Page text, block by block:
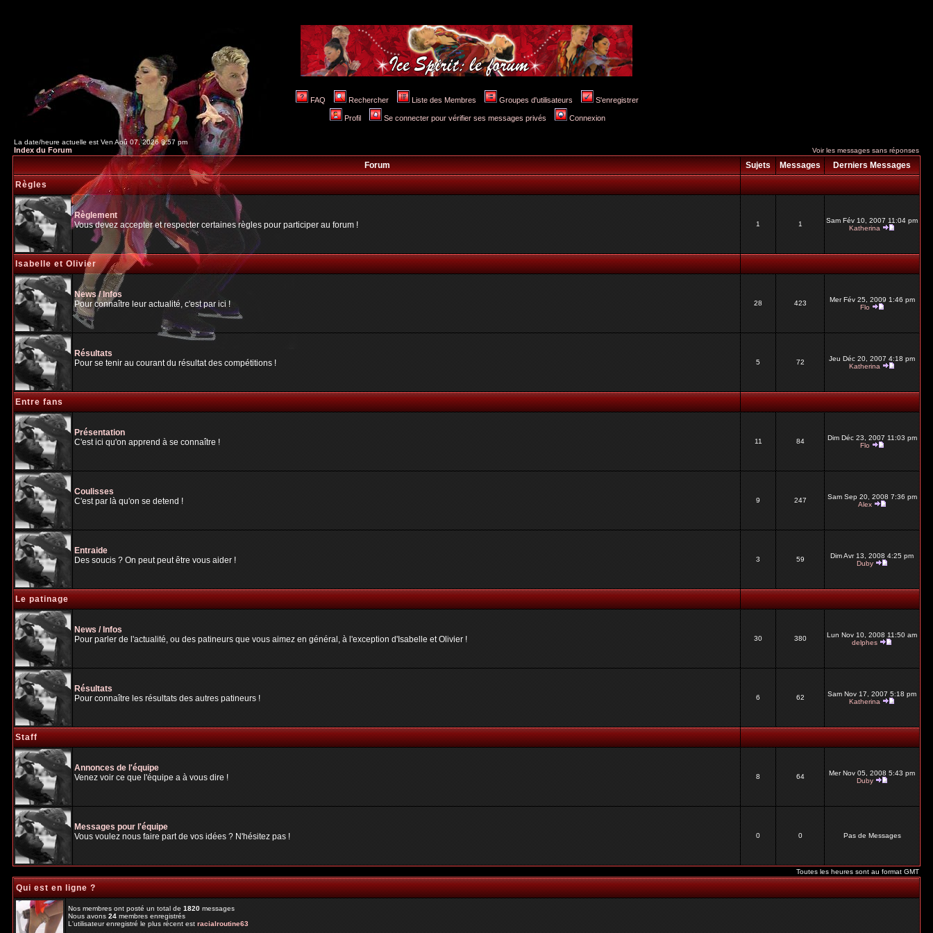
FAQ Rechercher Liste des Membres Groupes d'utilisateurs S'enregistrer
Profil Se connecter pour vérifier ses messages privés Connexion
La date/heure actuelle est Ven Aoû 07, 2026 8:57 pm
Index du Forum Voir les messages sans réponses
Forum Sujets Messages
Derniers Messages
Règles
Règlement
Vous devez accepter et respecter certaines règles pour participer au forum !
1 1
Sam Fév 10, 2007 11:04 pm
Katherina
Isabelle et Olivier
News / Infos
Pour connaître leur actualité, c'est par ici !
28 423
Mer Fév 25, 2009 1:46 pm
Flo
Résultats
Pour se tenir au courant du résultat des compétitions !
5 72
Jeu Déc 20, 2007 4:18 pm
Katherina
Entre fans
Présentation
C'est ici qu'on apprend à se connaître !
11 84
Dim Déc 23, 2007 11:03 pm
Flo
Coulisses
C'est par là qu'on se detend !
9 247
Sam Sep 20, 2008 7:36 pm
Alex
Entraide
Des soucis ? On peut peut être vous aider !
3 59
Dim Avr 13, 2008 4:25 pm
Duby
Le patinage
News / Infos
Pour parler de l'actualité, ou des patineurs que vous aimez en général, à l'exception d'Isabelle et Olivier !
30 380
Lun Nov 10, 2008 11:50 am
delphes
Résultats
Pour connaître les résultats des autres patineurs !
6 62
Sam Nov 17, 2007 5:18 pm
Katherina
Staff
Annonces de l'équipe
Venez voir ce que l'équipe a à vous dire !
8 64
Mer Nov 05, 2008 5:43 pm
Duby
Messages pour l'équipe
Vous voulez nous faire part de vos idées ? N'hésitez pas !
0 0 Pas de Messages
Toutes les heures sont au format GMT
Qui est en ligne ?
Nos membres ont posté un total de1820messages
Nous avons24membres enregistrés
L'utilisateur enregistré le plus récent estracialroutine63